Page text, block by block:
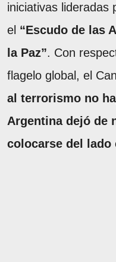
iniciativas lideradas
el “Escudo de las
la Paz”. Con
flagelo global, el
al terrorismo no
Argentina dejó de
colocarse del lado